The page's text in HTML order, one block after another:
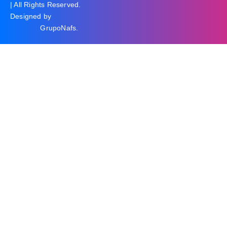
| All Rights Reserved.
Designed by
GrupoNafs